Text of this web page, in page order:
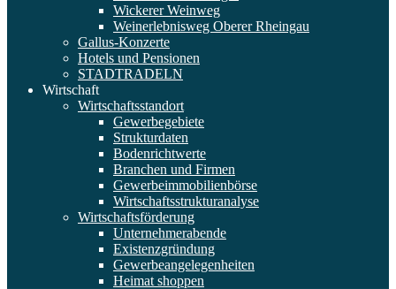
Wickerer Weinweg
Weinerlebnisweg Oberer Rheingau
Gallus-Konzerte
Hotels und Pensionen
STADTRADELN
Wirtschaft
Wirtschaftsstandort
Gewerbegebiete
Strukturdaten
Bodenrichtwerte
Branchen und Firmen
Gewerbeimmobilienbörse
Wirtschaftsstrukturanalyse
Wirtschaftsförderung
Unternehmerabende
Existenzgründung
Gewerbeangelegenheiten
Heimat shoppen